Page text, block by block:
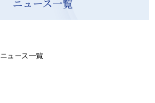
ニュース一覧
ニュース一覧